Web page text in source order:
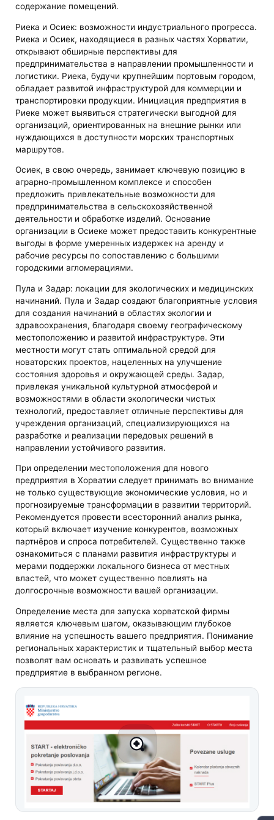
содержание помещений.
Риека и Осиек: возможности индустриального прогресса.
Риека и Осиек, находящиеся в разных частях Хорватии,
открывают обширные перспективы для
предпринимательства в направлении промышленности и
логистики. Риека, будучи крупнейшим портовым городом,
обладает развитой инфраструктурой для коммерции и
транспортировки продукции. Инициация предприятия в
Риеке может выявиться стратегически выгодной для
организаций, ориентированных на внешние рынки или
нуждающихся в доступности морских транспортных
маршрутов.
Осиек, в свою очередь, занимает ключевую позицию в
аграрно-промышленном комплексе и способен
предложить привлекательные возможности для
предпринимательства в сельскохозяйственной
деятельности и обработке изделий. Основание
организации в Осиеке может предоставить конкурентные
выгоды в форме умеренных издержек на аренду и
рабочие ресурсы по сопоставлению с большими
городскими агломерациями.
Пула и Задар: локации для экологических и медицинских
начинаний. Пула и Задар создают благоприятные условия
для создания начинаний в областях экологии и
здравоохранения, благодаря своему географическому
местоположению и развитой инфраструктуре. Эти
местности могут стать оптимальной средой для
новаторских проектов, нацеленных на улучшение
состояния здоровья и окружающей среды. Задар,
привлекая уникальной культурной атмосферой и
возможностями в области экологически чистых
технологий, предоставляет отличные перспективы для
учреждения организаций, специализирующихся на
разработке и реализации передовых решений в
направлении устойчивого развития.
При определении местоположения для нового
предприятия в Хорватии следует принимать во внимание
не только существующие экономические условия, но и
прогнозируемые трансформации в развитии территорий.
Рекомендуется провести всесторонний анализ рынка,
который включает изучение конкурентов, возможных
партнёров и спроса потребителей. Существенно также
ознакомиться с планами развития инфраструктуры и
мерами поддержки локального бизнеса от местных
властей, что может существенно повлиять на
долгосрочные возможности вашей организации.
Определение места для запуска хорватской фирмы
является ключевым шагом, оказывающим глубокое
влияние на успешность вашего предприятия. Понимание
региональных характеристик и тщательный выбор места
позволят вам основать и развивать успешное
предприятие в выбранном регионе.